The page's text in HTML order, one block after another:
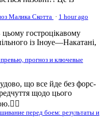
Малика Скотта · 1 hour ago
цьому гостроцікавому
із Іноуе—Накатані,
прогноз и ключевые
що все йде без форс-
щодо цього
перед боем: результаты и